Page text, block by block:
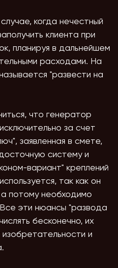
когда нечестный
клиента при
планируя в дальнейшем
расходами. На
"развести на
что генератор
за счет
заявленная в смете,
систему и
вариант" креплений
так как он
потому необходимо
эти нюансы "развода
бесконечно, их
и